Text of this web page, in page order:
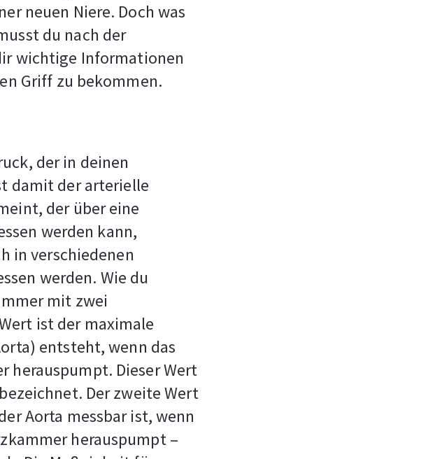
neuen Niere. Doch was
du nach der
wichtige Informationen
Griff zu bekommen.
der in deinen
damit der arterielle
der über eine
werden kann,
in verschiedenen
werden. Wie du
mit zwei
ist der maximale
entsteht, wenn das
herauspumpt. Dieser Wert
Der zweite Wert
Aorta messbar ist, wenn
herauspumpt –